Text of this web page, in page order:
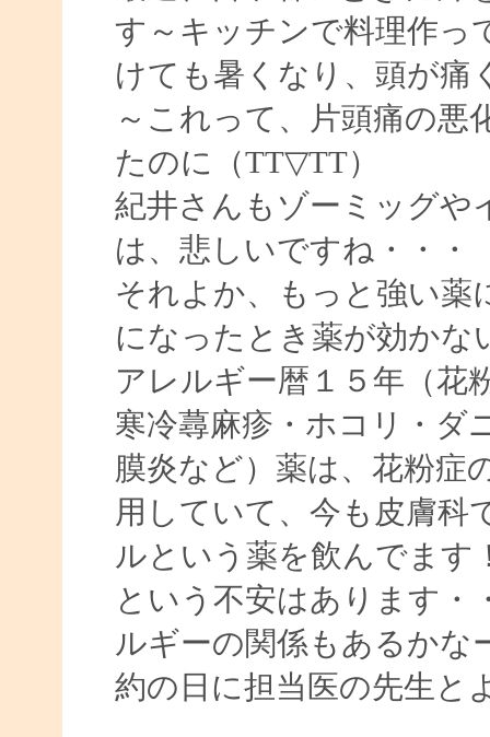
す～キッチンで料理作っ
けても暑くなり、頭が痛
～これって、片頭痛の悪
たのに（TT▽TT）
紀井さんもゾーミッグや
は、悲しいですね・・・
それよか、もっと強い薬
になったとき薬が効かな
アレルギー暦１５年（花
寒冷蕁麻疹・ホコリ・ダ
膜炎など）薬は、花粉症
用していて、今も皮膚科
ルという薬を飲んでます
という不安はあります
ルギーの関係もあるかな
約の日に担当医の先生と